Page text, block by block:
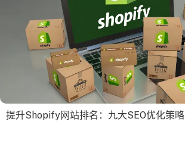
提升Shopify网站排名：九大SEO优化策略